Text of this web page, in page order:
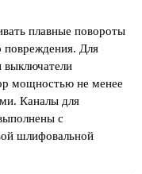
плавные повороты
повреждения. Для
выключатели
мощностью не менее
Каналы для
с
шлифовальной